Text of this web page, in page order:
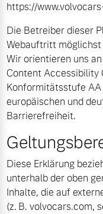
Plug-in Hybrid
3 Modelle
Mild-Hybrid
4 Modelle
Aktuelle
Volvo
Aktuelle
Über uns
Unser Team
Kontakt und
Karriere
Unsere News &
https://
Die Betreiber dieser
Webauftritt
Wir orientieren uns
Content Accessibility
Konformitätsstufe
europäischen und
Barrierefreiheit.
Diese Erklärung
unterhalb der oben
Inhalte, die auf
(z. B. volvocars.com,